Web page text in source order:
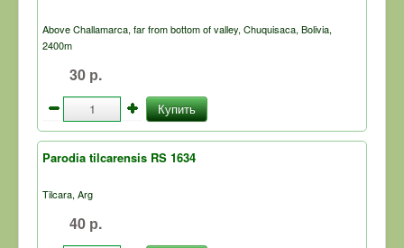
Above Challamarca, far from bottom of valley, Chuquisaca, Bolivia,
2400m
30 р.
Купить
Parodia tilcarensis RS 1634
Tilcara, Arg
40 р.